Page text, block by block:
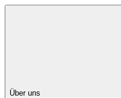
Über uns